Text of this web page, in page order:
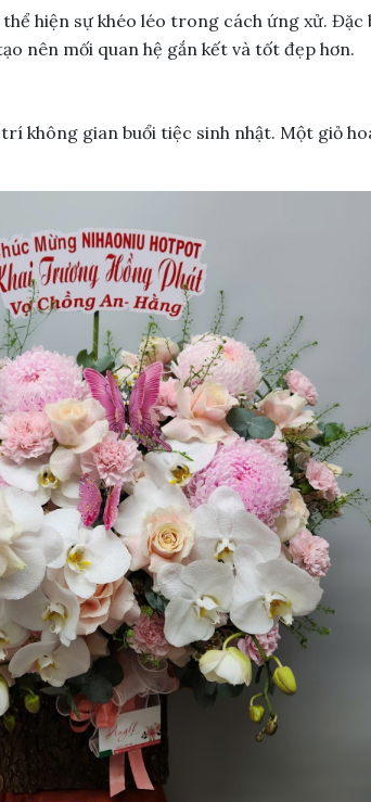
hiện sự khéo léo trong cách ứng xử. Đặc
nên mối quan hệ gắn kết và tốt đẹp hơn.
không gian buổi tiệc sinh nhật. Một giỏ